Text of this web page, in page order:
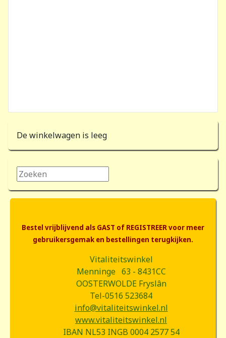
De winkelwagen is leeg
Zoeken...
Bestel vrijblijvend als GAST of REGISTREER voor meer
gebruikersgemak en bestellingen terugkijken.
Vitaliteitswinkel
Menninge 63 - 8431CC
OOSTERWOLDE Fryslân
Tel-0516 523684
info@vitaliteitswinkel.nl
www.vitaliteitswinkel.nl
IBAN NL53 INGB 0004 2577 54